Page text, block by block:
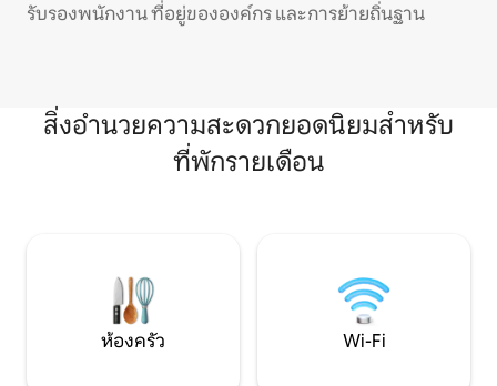
รับรองพนักงาน ที่อยู่ขององค์กร และการย้ายถิ่นฐาน
สิ่งอำนวยความสะดวกยอดนิยมสำหรับ
ที่พักรายเดือน
ห้องครัว Wi-Fi